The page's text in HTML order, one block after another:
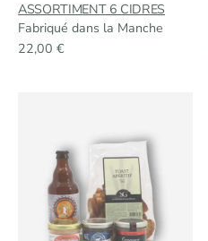
ASSORTIMENT 6 CIDRES
Fabriqué dans la Manche
22,00€